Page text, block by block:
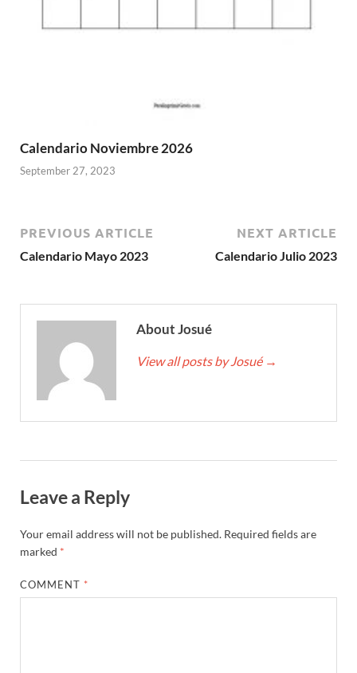
Calendario Noviembre 2026
September 27, 2023
PREVIOUS ARTICLE
Calendario Mayo 2023
NEXT ARTICLE
Calendario Julio 2023
About Josué
View all posts by Josué →
Leave a Reply
Your email address will not be published. Required fields are
marked *
COMMENT *